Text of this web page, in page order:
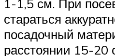
1-1,5 см. При
стараться
посадочный
расстоянии 15-20